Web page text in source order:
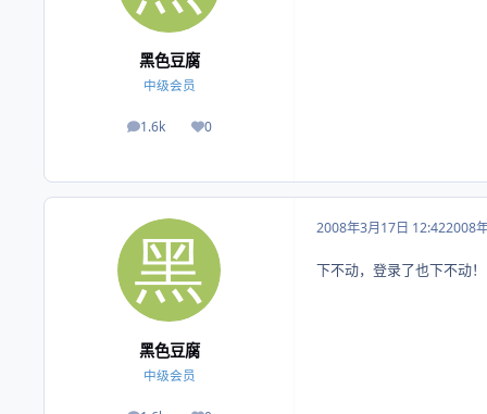
黑色豆腐
中级会员
1.6k
帖子 0
荣誉积分
黑色豆腐
中级会员
2008年3月17日 12:422008
下不动，登录了也下不动！